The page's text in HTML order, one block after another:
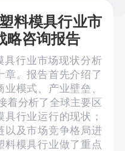
料模具行业市
略咨询报告
具行业市场现状分析
章。报告首先介绍了
模式、产业壁垒、
着分析了全球主要区
行业运行的现状；
以及市场竞争格局进
料模具行业做了重点